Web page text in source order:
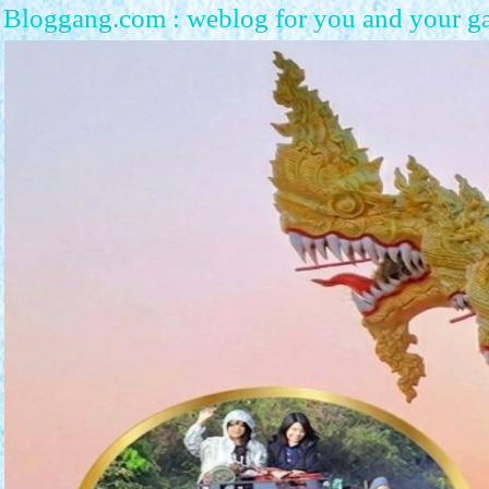
Bloggang.com : weblog for you and your